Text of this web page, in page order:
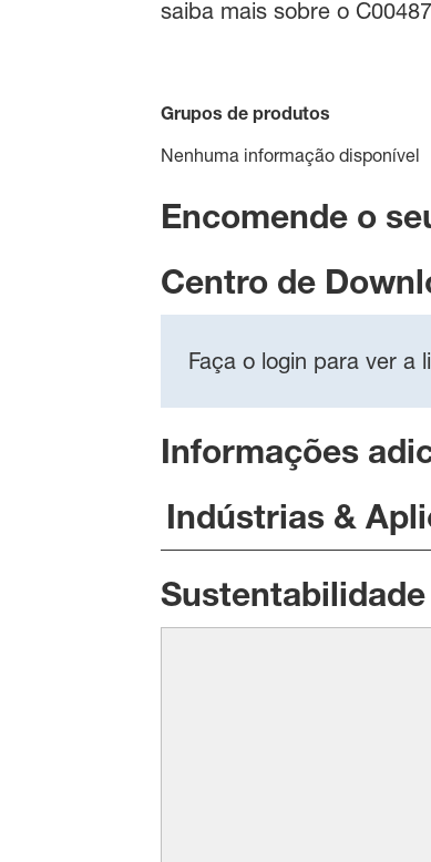
saiba mais sobre o
Grupos de produtos
Nenhuma informação disponível
Encomende o
Centro de
Faça o login para ver a
Informações
Indústrias &
Sustentabilidade